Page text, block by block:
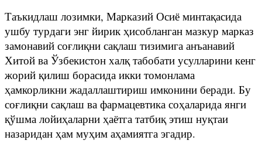
Таъкидлаш лозимки, Марказий Осиё минтақасида
ушбу турдаги энг йирик ҳисобланган мазкур марказ
замонавий соғлиқни сақлаш тизимига анъанавий
Хитой ва Ўзбекистон халқ табобати усулларини кенг
жорий қилиш борасида икки томонлама
ҳамкорликни жадаллаштириш имконини беради. Бу
соғлиқни сақлаш ва фармацевтика соҳаларида янги
қўшма лойиҳаларни ҳаётга татбиқ этиш нуқтаи
назаридан ҳам муҳим аҳамиятга эгадир.